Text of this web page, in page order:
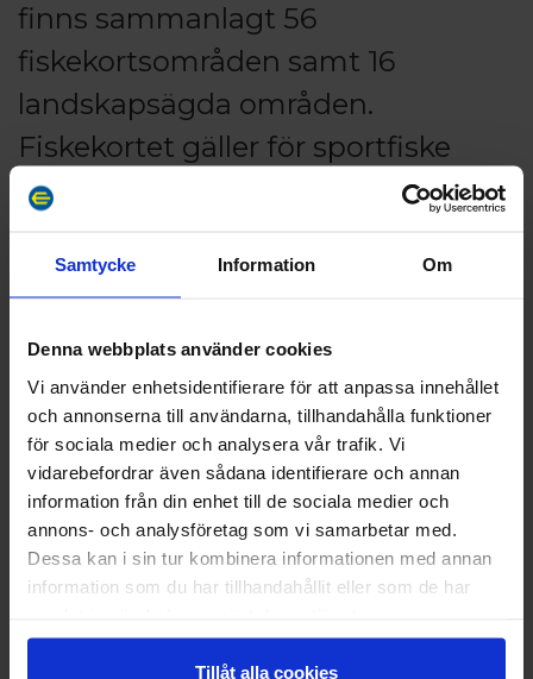
Samtycke Information Om
Denna webbplats använder cookies
Vi använder enhetsidentifierare för att anpassa innehållet
och annonserna till användarna, tillhandahålla funktioner
för sociala medier och analysera vår trafik. Vi
vidarebefordrar även sådana identifierare och annan
information från din enhet till de sociala medier och
annons- och analysföretag som vi samarbetar med.
Dessa kan i sin tur kombinera informationen med annan
information som du har tillhandahållit eller som de har
Tillåt alla cookies
finns sammanlagt 56
fiskekortsområden samt 16
landskapsägda områden.
Fiskekortet gäller för sportfiske
med kastspö, pilke eller mete inom
att du inte ska ta hem fler fiskar än du tänker äta.
skyldig att släppa den tillbaka i havet. Ibland kan
draget sitta tokigt och allvarligt skada fisken. Då ska
du avliva den så snart som möjligt.
Allmänna regler för sportfiske på Åland
• Undvik att slita på natur och miljö.
• Skaffa dig kännedom om gällande bestämmelser
om fredningstider, fredningsområden, minimimått
Read more
Se priser/köp